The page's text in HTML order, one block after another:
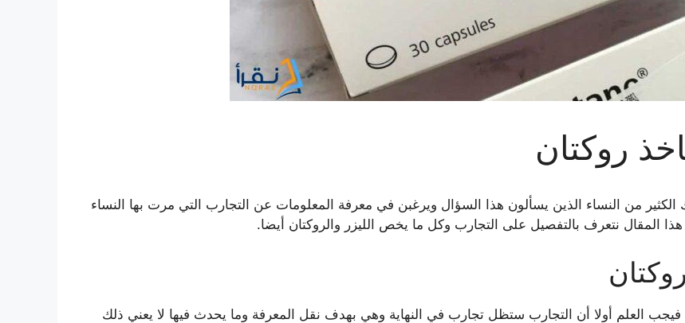
روكتان
من النساء الذين يسألون هذا السؤال ويرغبن في معرفة المعلومات عن التجارب التي مرت بها النساء
هذا المقال نتعرف بالتفصيل على التجارب وكل ما يخص الليزر والروكتان أيضا.
العلم أولا أن التجارب ستظل تجارب في النهاية وهي بهدف نقل المعرفة وما يحدث فيها لا يعني ذلك